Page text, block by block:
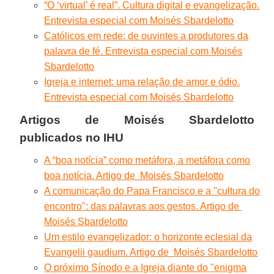
“O ‘virtual’ é real”. Cultura digital e evangelização.
Entrevista especial com Moisés Sbardelotto
Católicos em rede: de ouvintes a produtores da
palavra de fé. Entrevista especial com Moisés
Sbardelotto
Igreja e internet: uma relação de amor e ódio.
Entrevista especial com Moisés Sbardelotto
Artigos de Moisés Sbardelotto
publicados no IHU
A “boa notícia” como metáfora, a metáfora como
boa notícia. Artigo de Moisés Sbardelotto
A comunicação do Papa Francisco e a ''cultura do
encontro'': das palavras aos gestos. Artigo de
Moisés Sbardelotto
Um estilo evangelizador: o horizonte eclesial da
Evangelii gaudium. Artigo de Moisés Sbardelotto
O próximo Sínodo e a Igreja diante do "enigma